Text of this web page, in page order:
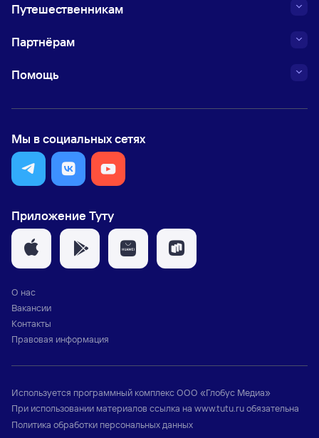
Путешественникам
Партнёрам
Помощь
Мы в социальных сетях
Приложение Туту
О нас
Вакансии
Контакты
Правовая информация
Используется программный комплексООО «Глобус Медиа»
При использовании материалов ссылка на www.tutu.ruобязательна
Политика обработки персональных данных